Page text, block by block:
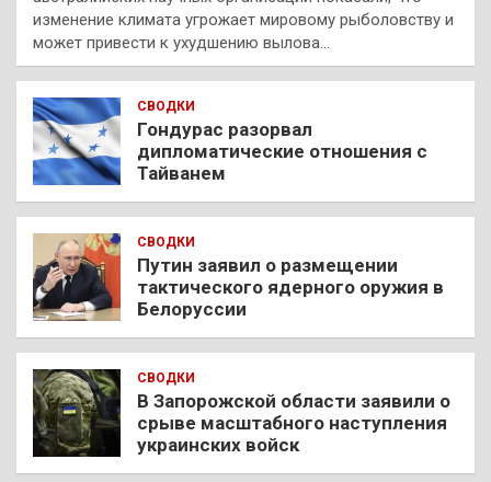
изменение климата угрожает мировому рыболовству и
может привести к ухудшению вылова…
СВОДКИ
Гондурас разорвал
дипломатические отношения с
Тайванем
СВОДКИ
Путин заявил о размещении
тактического ядерного оружия в
Белоруссии
СВОДКИ
В Запорожской области заявили о
срыве масштабного наступления
украинских войск